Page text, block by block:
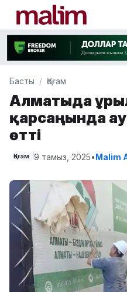
Басты Қоғам
Алматыда
қарсаңында
өтті
Қоғам 9 тамыз, 2025•Malim